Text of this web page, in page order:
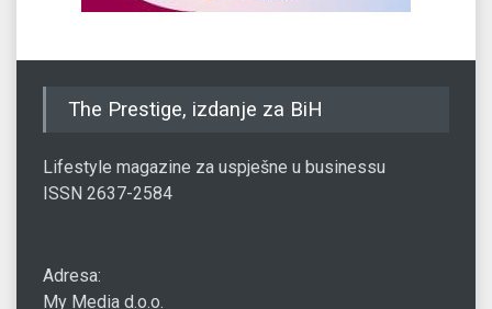
The Prestige, izdanje za BiH
Lifestyle magazine za uspješne u businessu
ISSN 2637-2584
Adresa:
My Media d.o.o.